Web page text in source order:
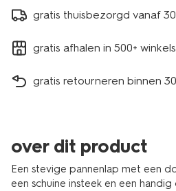
gratis thuisbezorgd vanaf
gratis afhalen in 500+
gratis retourneren binnen
over dit product
Een stevige pannenlap met een
een schuine insteek en een